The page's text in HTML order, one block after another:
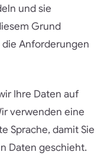
und sie
Grund
Anforderungen
Ihre Daten auf
verwenden eine
Sprache, damit Sie
Daten geschieht.